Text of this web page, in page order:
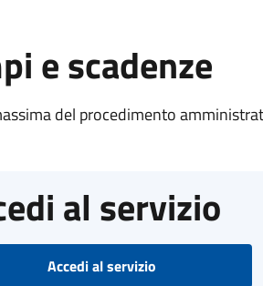
e scadenze
del procedimento
al servizio
Accedi al servizio